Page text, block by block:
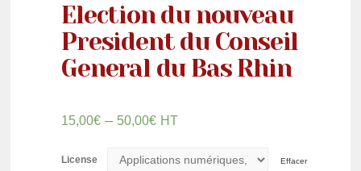
Election du nouveau
President du Conseil
General du Bas Rhin
15,00€ – 50,00€ HT
License Effacer